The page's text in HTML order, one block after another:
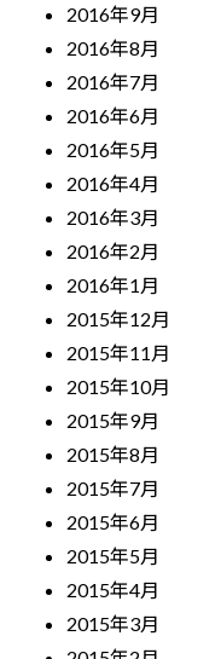
2016年9月
2016年8月
2016年7月
2016年6月
2016年5月
2016年4月
2016年3月
2016年2月
2016年1月
2015年12月
2015年11月
2015年10月
2015年9月
2015年8月
2015年7月
2015年6月
2015年5月
2015年4月
2015年3月